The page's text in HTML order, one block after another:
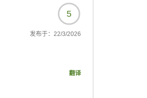
5
发布于： 22/3/2026
翻译